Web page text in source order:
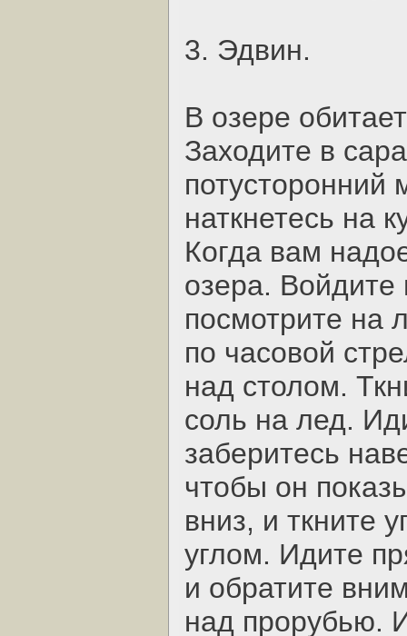
3. Эдвин.
В озере
Заходите в
потусторонний
наткнетесь на
Когда вам
озера. Войдите
посмотрите на
по часовой
над столом.
соль на лед.
заберитесь
чтобы он
вниз, и ткните
углом. Идите
и обратите
над прорубью.